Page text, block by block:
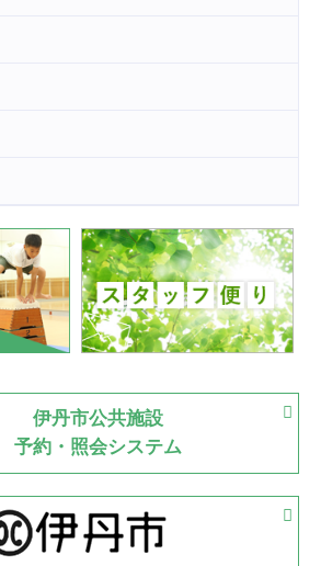
☆彡
開始
猪名川運動広場
古池運動広場
ボール大会が開催
ミントン競技の部
伊丹市公共施設
予約・照会システム